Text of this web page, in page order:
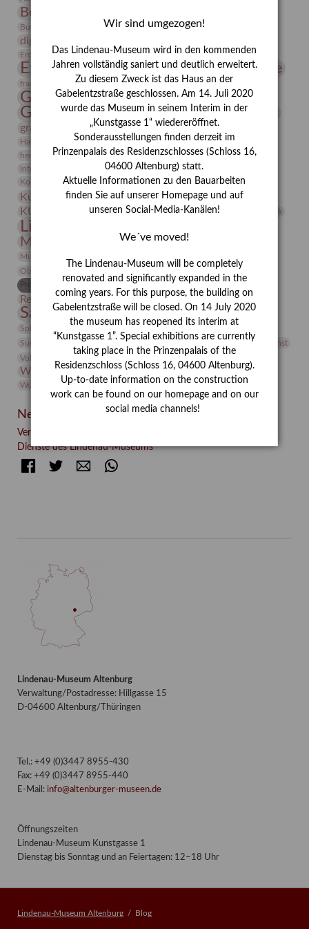
Bernhard August von Lindenau
Burg Posterstein Conrad Felixmüller Depot
digitallabor
Erdmann Julius Dietrich
Erlebnisportal estrusker Exlibris
Expressionismus Festrede Florenz Fotografie
frauen Frauen in der Antike und heute
Gerhard-Altenbourg-Preis
Gerhard Altenbourg
Gerhard Kurt Müller
grafische sammlung griechische Mythologie
Hanns-Conon von der Gabelentz Heinrich Kirchhoff Heldinnen
herman de vries Humboldt
Insekten
Integriertes Schädlingsmanagement
Italien Jahresempfang
Kolosseum
Kooperationsausstellung Korkmodelle Kunst
Kunstmuseum Kunstvermittlung Kunst von Kühl
KUNSTWAND Kurs Künstler Künstlerin Lehmbruck
Lindenau-Museum
Museumsgeschichte Museumsnacht
Museumspädagogik Natur
Objekt im Fokus
Phelloplastik
Pohlhof
Provenienz
Provenienzforschung
Restaurierung Rudi Lesser Ruth Wolf-Rehfeld
Sammlung Samstagszeichner Skulptur
Sonderausstellung
Sphinx
studio Studio Bildende Kunst
Suermondt-Ludwig-Museum
Vermittlung
Videokunst
Volontariat
Walter Rheiner Werefkin
Werkbetrachtung Winter Wissenschaft
Wolf and Dog
Wolf und Hund
Zirkuswoche
Neueste Beiträge
Verschenkt, verkauft, vergessen? – Kunstdetektivinnen im
Dienste des Lindenau-Museums
FacebookTwitter E-mail
Lindenau-Museum Altenburg
Verwaltung/Postadresse: Hillgasse 15
D-04600 Altenburg/Thüringen
Tel.: +49 (0)3447 8955-430
Fax: +49 (0)3447 8955-440
E-Mail: info@altenburger-museen.de
Öffnungszeiten
Lindenau-Museum Kunstgasse 1
Dienstag bis Sonntag und an Feiertagen: 12–18 Uhr
Lindenau-Museum Altenburg Blog
Wir sind umgezogen!
Das Lindenau-Museum wird in den kommenden
Jahren vollständig saniert und deutlich erweitert.
Zu diesem Zweck ist das Haus an der
Gabelentzstraße geschlossen. Am 14. Juli 2020
wurde das Museum in seinem Interim in der
„Kunstgasse 1“ wiedereröffnet.
Sonderausstellungen finden derzeit im
Prinzenpalais des Residenzschlosses (Schloss 16,
04600 Altenburg) statt.
Aktuelle Informationen zu den Bauarbeiten
finden Sie auf unserer Homepage und auf
unseren Social-Media-Kanälen!
We´ve moved!
The Lindenau-Museum will be completely
renovated and significantly expanded in the
coming years. For this purpose, the building on
Gabelentzstraße will be closed. On 14 July 2020
the museum has reopened its interim at
“Kunstgasse 1”. Special exhibitions are currently
taking place in the Prinzenpalais of the
Residenzschloss (Schloss 16, 04600 Altenburg).
Up-to-date information on the construction
work can be found on our homepage and on our
social media channels!